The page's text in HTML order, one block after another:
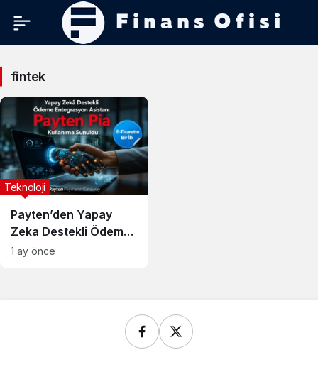
fintek
Payten’den Yapay
Zeka Destekli Ödeme
Entegrasyon Asistanı:
Teknoloji
1 ay önce